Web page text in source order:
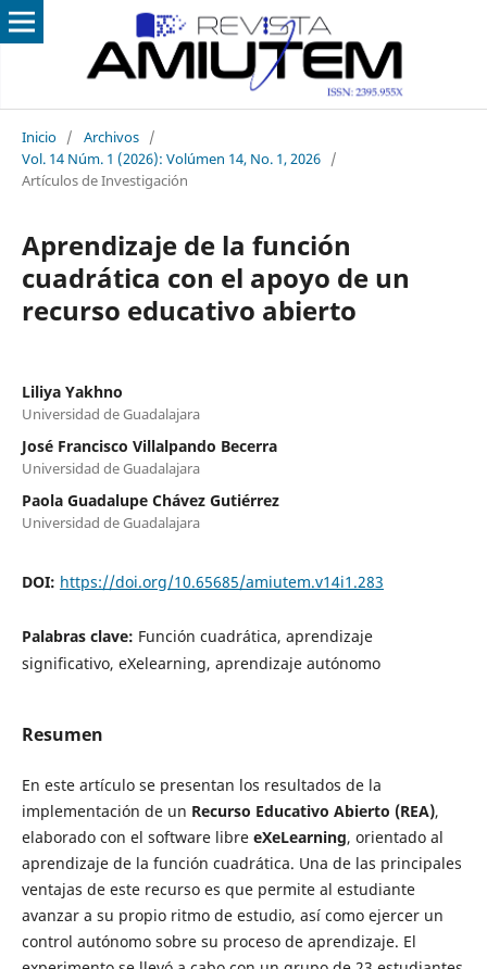
Inicio / Archivos /
Vol. 14 Núm. 1 (2026): Volúmen 14, No. 1, 2026 /
Artículos de Investigación
Aprendizaje de la función
cuadrática con el apoyo de un
recurso educativo abierto
Liliya Yakhno
Universidad de Guadalajara
José Francisco Villalpando Becerra
Universidad de Guadalajara
Paola Guadalupe Chávez Gutiérrez
Universidad de Guadalajara
DOI: https://doi.org/10.65685/amiutem.v14i1.283
Palabras clave: Función cuadrática, aprendizaje
significativo, eXelearning, aprendizaje autónomo
Resumen
En este artículo se presentan los resultados de la
implementación de un Recurso Educativo Abierto (REA),
elaborado con el software libre eXeLearning, orientado al
aprendizaje de la función cuadrática. Una de las principales
ventajas de este recurso es que permite al estudiante
avanzar a su propio ritmo de estudio, así como ejercer un
control autónomo sobre su proceso de aprendizaje. El